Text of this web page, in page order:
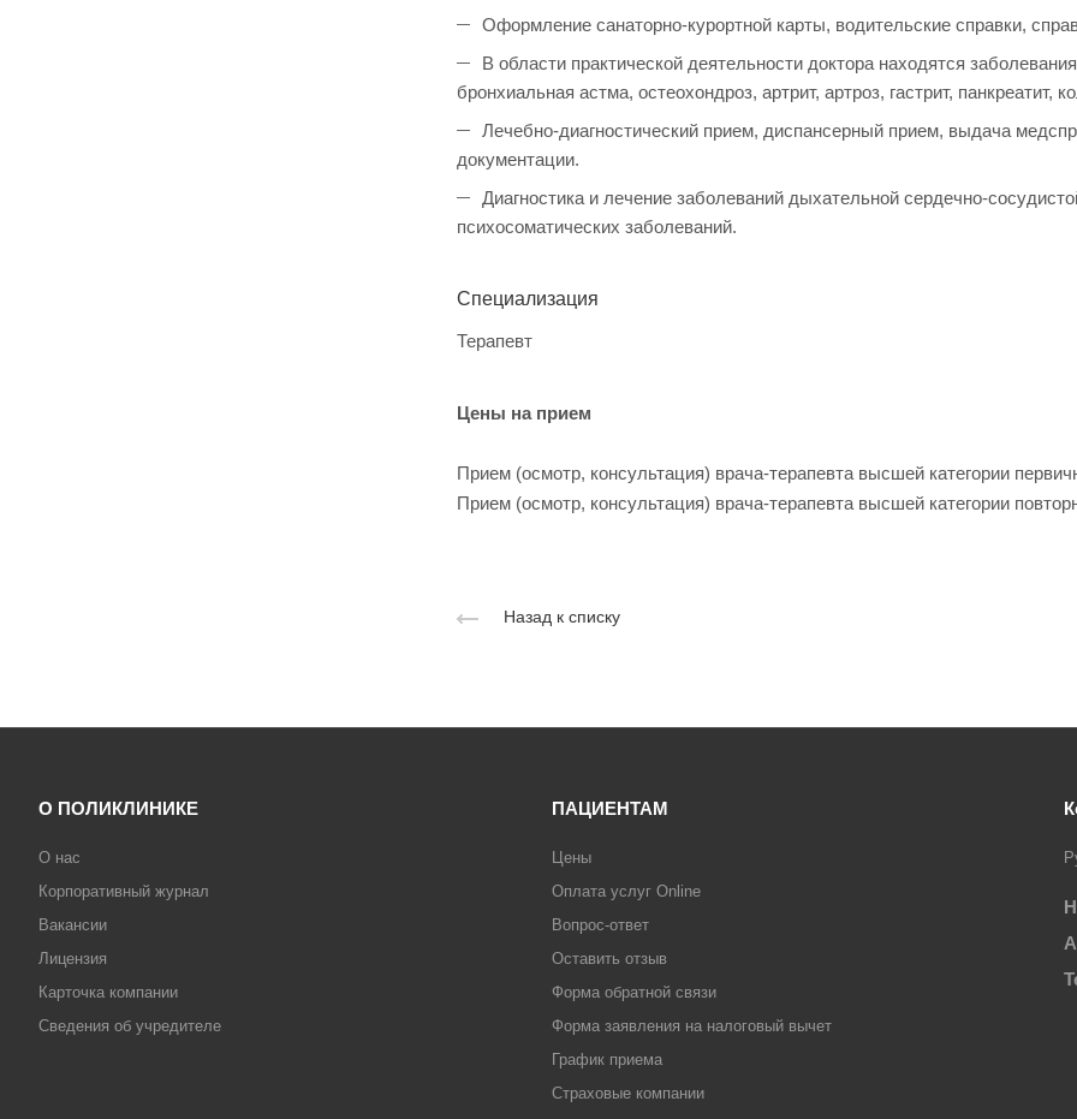
Оформление санаторно-курортной карты, водительские справки,
В области практической деятельности доктора находятся
бронхиальная астма, остеохондроз, артрит, артроз, гастрит, панкреатит,
Лечебно-диагностический прием, диспансерный прием, выдача
документации.
Диагностика и лечение заболеваний дыхательной сердечно-
психосоматических заболеваний.
Специализация
Терапевт
Цены на прием
Прием (осмотр, консультация) врача-терапевта высшей категории
Прием (осмотр, консультация) врача-терапевта высшей категории
Назад к списку
О ПОЛИКЛИНИКЕ
О нас
Корпоративный журнал
Вакансии
Лицензия
Карточка компании
Сведения об учредителе
ПАЦИЕНТАМ
Цены
Оплата услуг Online
Вопрос-ответ
Оставить отзыв
Форма обратной связи
Форма заявления на налоговый вычет
График приема
Страховые компании